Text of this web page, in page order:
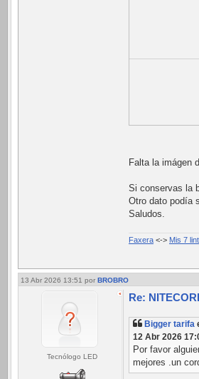
Falta la imágen
Si conservas la
Otro dato podía
Saludos.
Faxera <-> Mis 7
13 Abr 2026 13:51 por BROBRO
Tecnólogo LED
Re:
Bigger tarifa
12 Abr 2026
Por favor
mejores .un